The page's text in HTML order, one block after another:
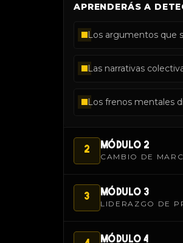
APRENDERÁS A
Los argumentos que
Las narrativas
Los frenos mentales
2 MÓDULO 2
CAMBIO DE
3 MÓDULO 3
LIDERAZGO DE
MÓDULO 4